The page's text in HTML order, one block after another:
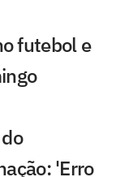
futebol e
'Erro